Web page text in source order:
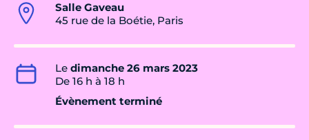
Salle Gaveau
45 rue de la Boétie, Paris
Le dimanche 26 mars 2023
De 16 h à 18 h
Évènement terminé